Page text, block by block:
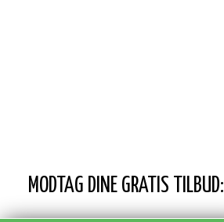
MODTAG DINE GRATIS TILBUD: